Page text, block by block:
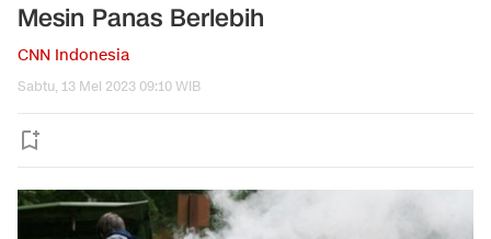
Mesin Panas Berlebih
CNN Indonesia
Sabtu, 13 Mei 2023 09:10 WIB